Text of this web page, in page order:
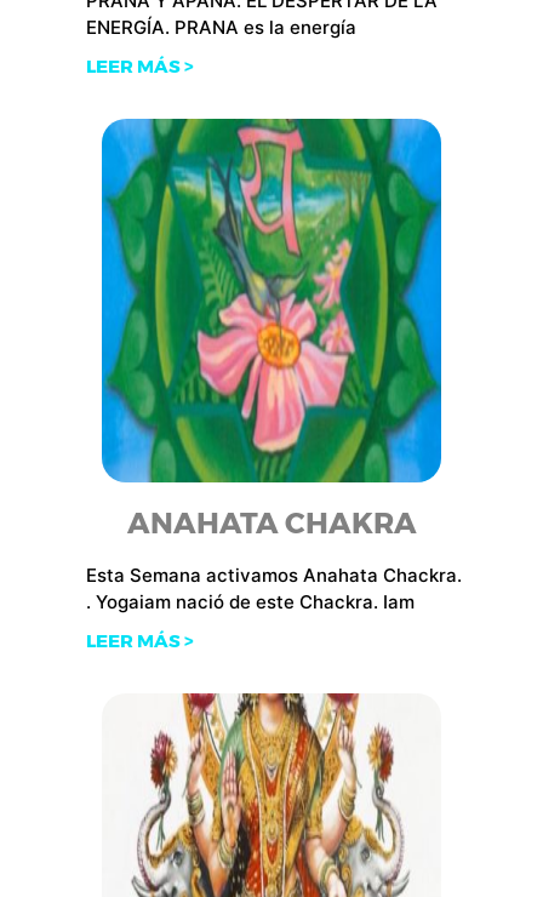
ENERGÍA. PRANA es la energía
LEER MÁS >
ANAHATA CHAKRA
Esta Semana activamos Anahata Chackra.
. Yogaiam nació de este Chackra. Iam
LEER MÁS >